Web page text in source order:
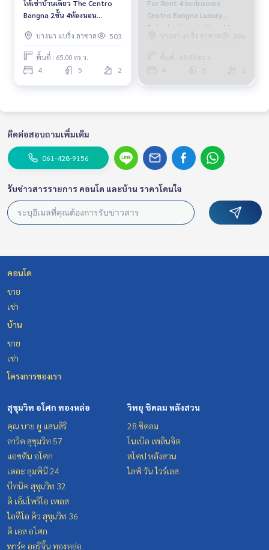
ให้เช่าบ้านเดี่ยว The Centro
Bangna 2ชั้น 4ห้องนอน
บางนา แบริ่ง ลาซาล
503
พื้นที่ : 65.00 ตร.ว.
4 5 2
For Rent 4 bedrooms
Centro Bangna Luxury
Detached House Near Mega
Bangna Fully furnished
Ready to move in
บางนา แบริ่ง ลาซาล 496
พื้นที่ : 65.00 ตร.ว.
4 5
ติดต่อสอบถามเพิ่มเติม
061-428-9156
รับข่าวสารรายการ คอนโด และบ้าน ราคาโดนใจ
คอนโด
ขาย
เช่า
บ้าน
ขาย
เช่า
โครงการของเรา
สุขุมวิท อโศก ทองหล่อ
คุณ บาย ยู แสนสิริ
ลาวิค สุขุมวิท 57
แอชตัน อโศก
เดอะ ลุมพินี 24
บีทนิค สุขุมวิท 32
ดิ เอ็มโพริโอ เพลส
ไอดีโอ คิว สุขุมวิท 36
ดิ เอส อโศก
พาร์ค ออริจิ้น ทองหล่อ
วิทยุ ชิดลม หลังสวน
28 ชิดลม
โนเบิล เพลินจิต
สโคป หลังสวน
ไลฟ์ วัน ไวร์เลส